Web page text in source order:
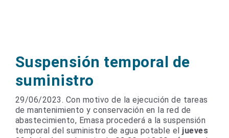
Suspensión temporal de
suministro
29/06/2023. Con motivo de la ejecución de tareas
de mantenimiento y conservación en la red de
abastecimiento, Emasa procederá a la suspensión
temporal del suministro de agua potable el jueves